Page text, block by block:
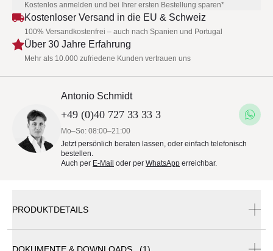
Kostenlos anmelden und bei Ihrer ersten Bestellung sparen*
Kostenloser Versand in die EU & Schweiz
100% Versandkostenfrei – auch nach Spanien und Portugal
Über 30 Jahre Erfahrung
Mehr als 10.000 zufriedene Kunden vertrauen uns
Antonio Schmidt
+49 (0)40 727 33 33 3
Mo–So: 08:00–21:00
Jetzt persönlich beraten lassen, oder einfach telefonisch
bestellen.
Auch per E-Mail oder per WhatsApp erreichbar.
PRODUKTDETAILS
DOKUMENTE & DOWNLOADS (1)